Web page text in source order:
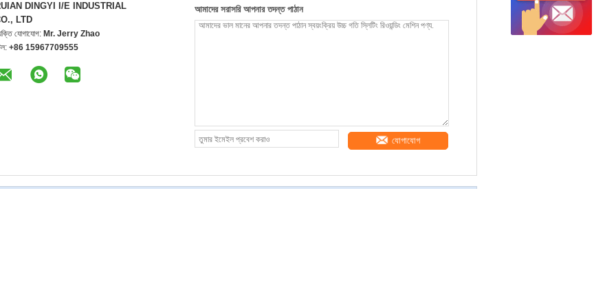
DINGYI I/E INDUSTRIAL
LTD
যোগাযোগ: Mr. Jerry Zhao
+86 15967709555
আমাদের সরাসরি আপনার তদন্ত পাঠান
যোগাযোগ